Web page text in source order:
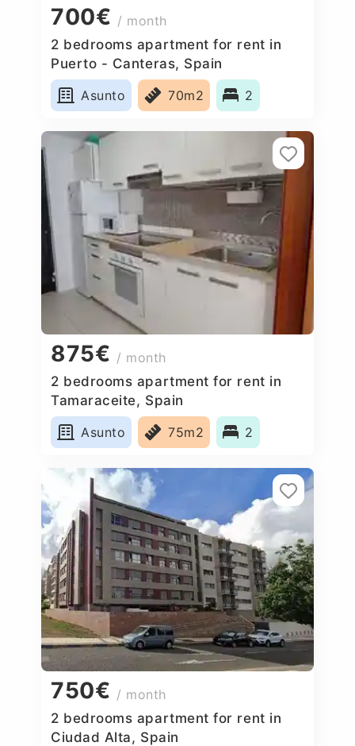
700€ / month
2 bedrooms apartment for rent in
Puerto - Canteras, Spain
Asunto
70m2 2
875€ / month
2 bedrooms apartment for rent in
Tamaraceite, Spain
Asunto
75m2 2
750€ / month
2 bedrooms apartment for rent in
Ciudad Alta, Spain